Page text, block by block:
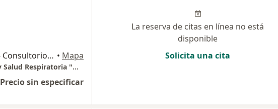
Av. Paso de los andes 945 - Consultorio New Life - Pueblo Libre., Lima • Mapa
Consultorio de Neumología y Salud Respiratoria "Neumovida".
Precio sin especificar
La reserva de citas en línea no está
disponible
Solicita una cita